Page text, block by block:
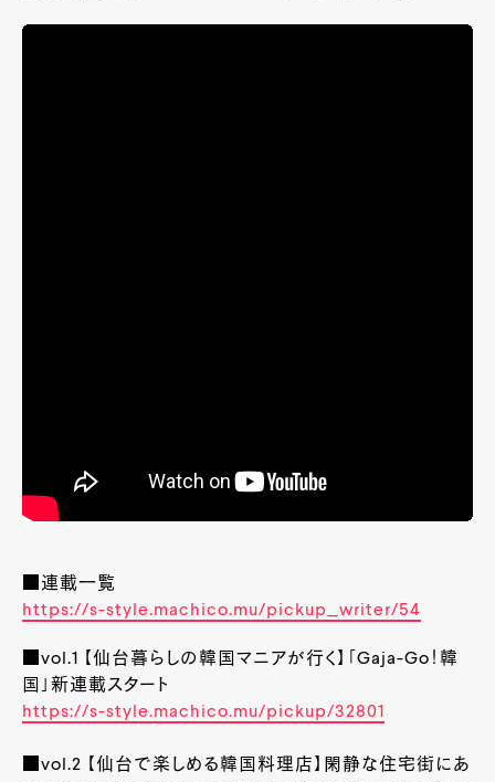
■連載一覧
https://s-style.machico.mu/pickup_writer/54
■vol.1 【仙台暮らしの韓国マニアが行く】「Gaja-Go！韓
国」新連載スタート
https://s-style.machico.mu/pickup/32801
■vol.2 【仙台で楽しめる韓国料理店】閑静な住宅街にあ